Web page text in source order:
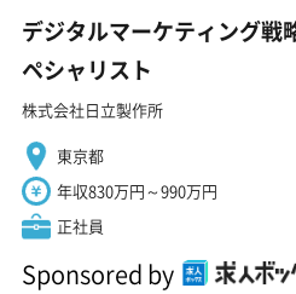
デジタルマーケティング戦
ペシャリスト
株式会社日立製作所
東京都
年収830万円～990万円
正社員
Sponsored by